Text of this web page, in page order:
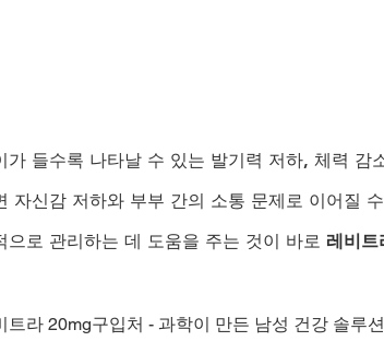
가 들수록 나타날 수 있는 발기력 저하, 체력 감
자신감 저하와 부부 간의 소통 문제로 이어질
으로 관리하는 데 도움을 주는 것이 바로 레비트
트라 20mg구입처 - 과학이 만든 남성 건강 솔루션